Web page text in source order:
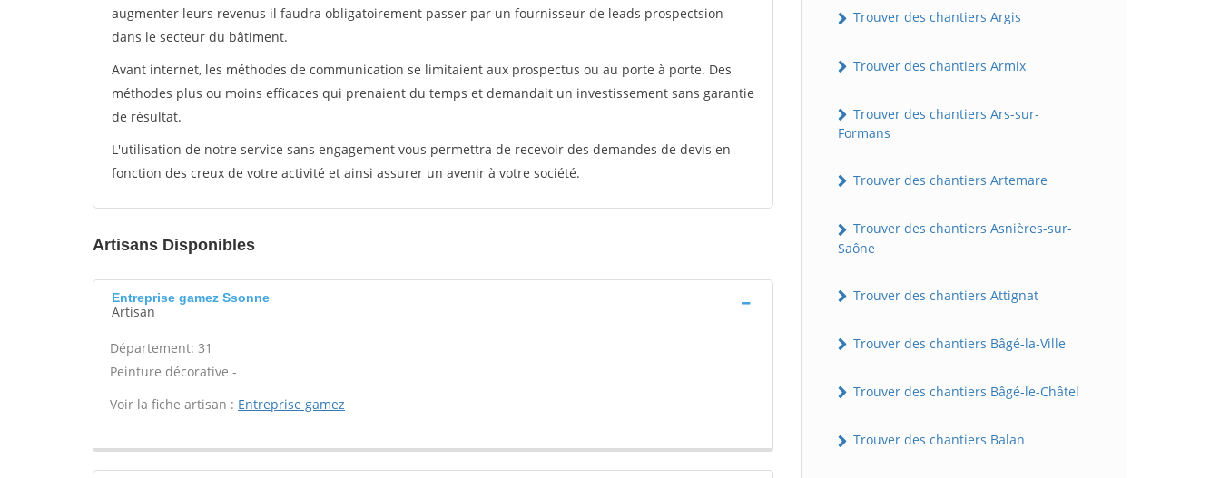
augmenter leurs revenus il faudra obligatoirement passer par un fournisseur de leads prospectsion
dans le secteur du bâtiment.
Avant internet, les méthodes de communication se limitaient aux prospectus ou au porte à porte. Des
méthodes plus ou moins efficaces qui prenaient du temps et demandait un investissement sans garantie
de résultat.
L'utilisation de notre service sans engagement vous permettra de recevoir des demandes de devis en
fonction des creux de votre activité et ainsi assurer un avenir à votre société.
Artisans Disponibles
Entreprise gamez Ssonne
Artisan
Département: 31
Peinture décorative -
Voir la fiche artisan : Entreprise gamez
Trouver des chantiers Argis
Trouver des chantiers Armix
Trouver des chantiers Ars-sur-
Formans
Trouver des chantiers Artemare
Trouver des chantiers Asnières-sur-
Saône
Trouver des chantiers Attignat
Trouver des chantiers Bâgé-la-Ville
Trouver des chantiers Bâgé-le-Châtel
Trouver des chantiers Balan